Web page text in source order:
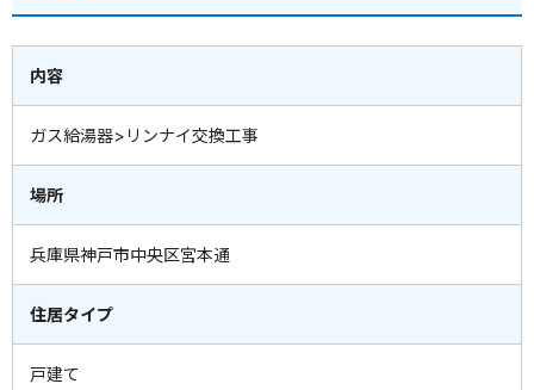
内容
ガス給湯器>リンナイ交換工事
場所
兵庫県神戸市中央区宮本通
住居タイプ
戸建て